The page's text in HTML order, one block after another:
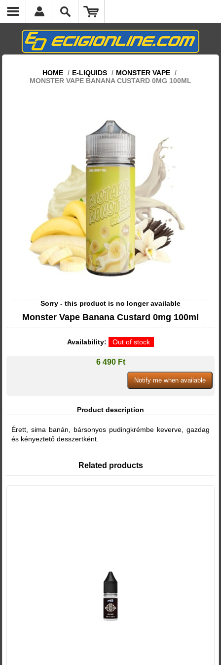
HOME / E-LIQUIDS / MONSTER VAPE /
MONSTER VAPE BANANA CUSTARD 0MG 100ML
Sorry - this product is no longer available
Monster Vape Banana Custard 0mg 100ml
Availability: Out of stock
6 490 Ft
Product description
Érett, sima banán, bársonyos pudingkrémbe keverve, gazdag
és kényeztető desszertként.
Related products